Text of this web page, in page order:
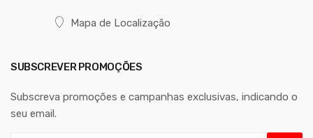
Mapa de Localização
SUBSCREVER PROMOÇÕES
Subscreva promoções e campanhas exclusivas, indicando o
seu email.